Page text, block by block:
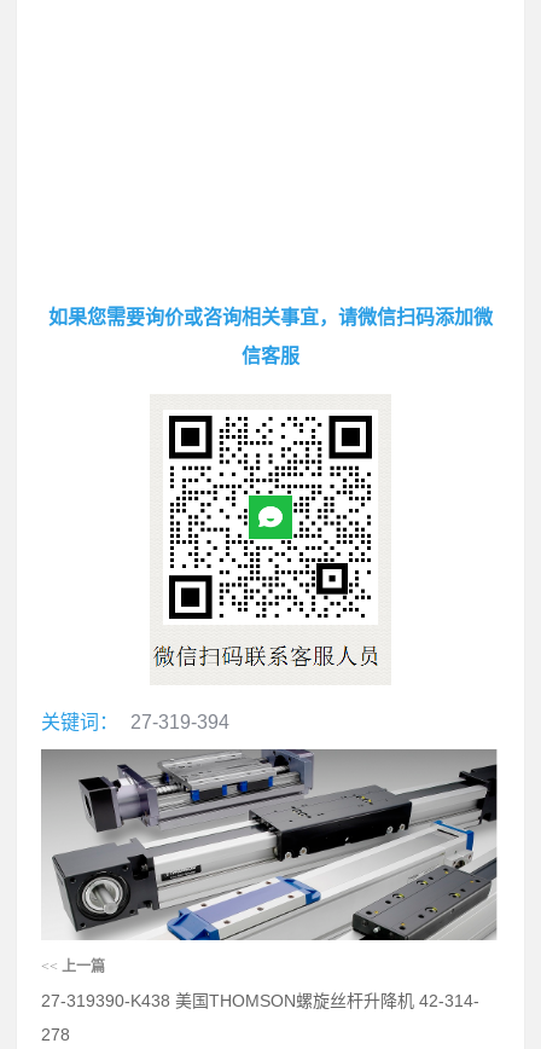
如果您需要询价或咨询相关事宜，请微信扫码添加微
信客服
关键词： 27-319-394
<< 上一篇
27-319390-K438 美国THOMSON螺旋丝杆升降机 42-314-
278